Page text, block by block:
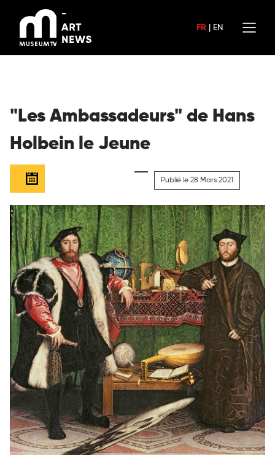
contenu
FR EN
"Les Ambassadeurs" de Hans
Holbein le Jeune
Publié le 28 Mars 2021